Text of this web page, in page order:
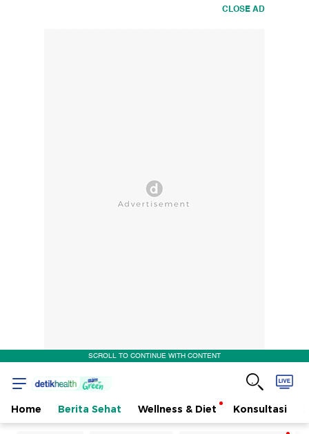
CLOSE AD
SCROLL TO CONTINUE WITH CONTENT
Home Berita Sehat Wellness & Diet Konsultasi